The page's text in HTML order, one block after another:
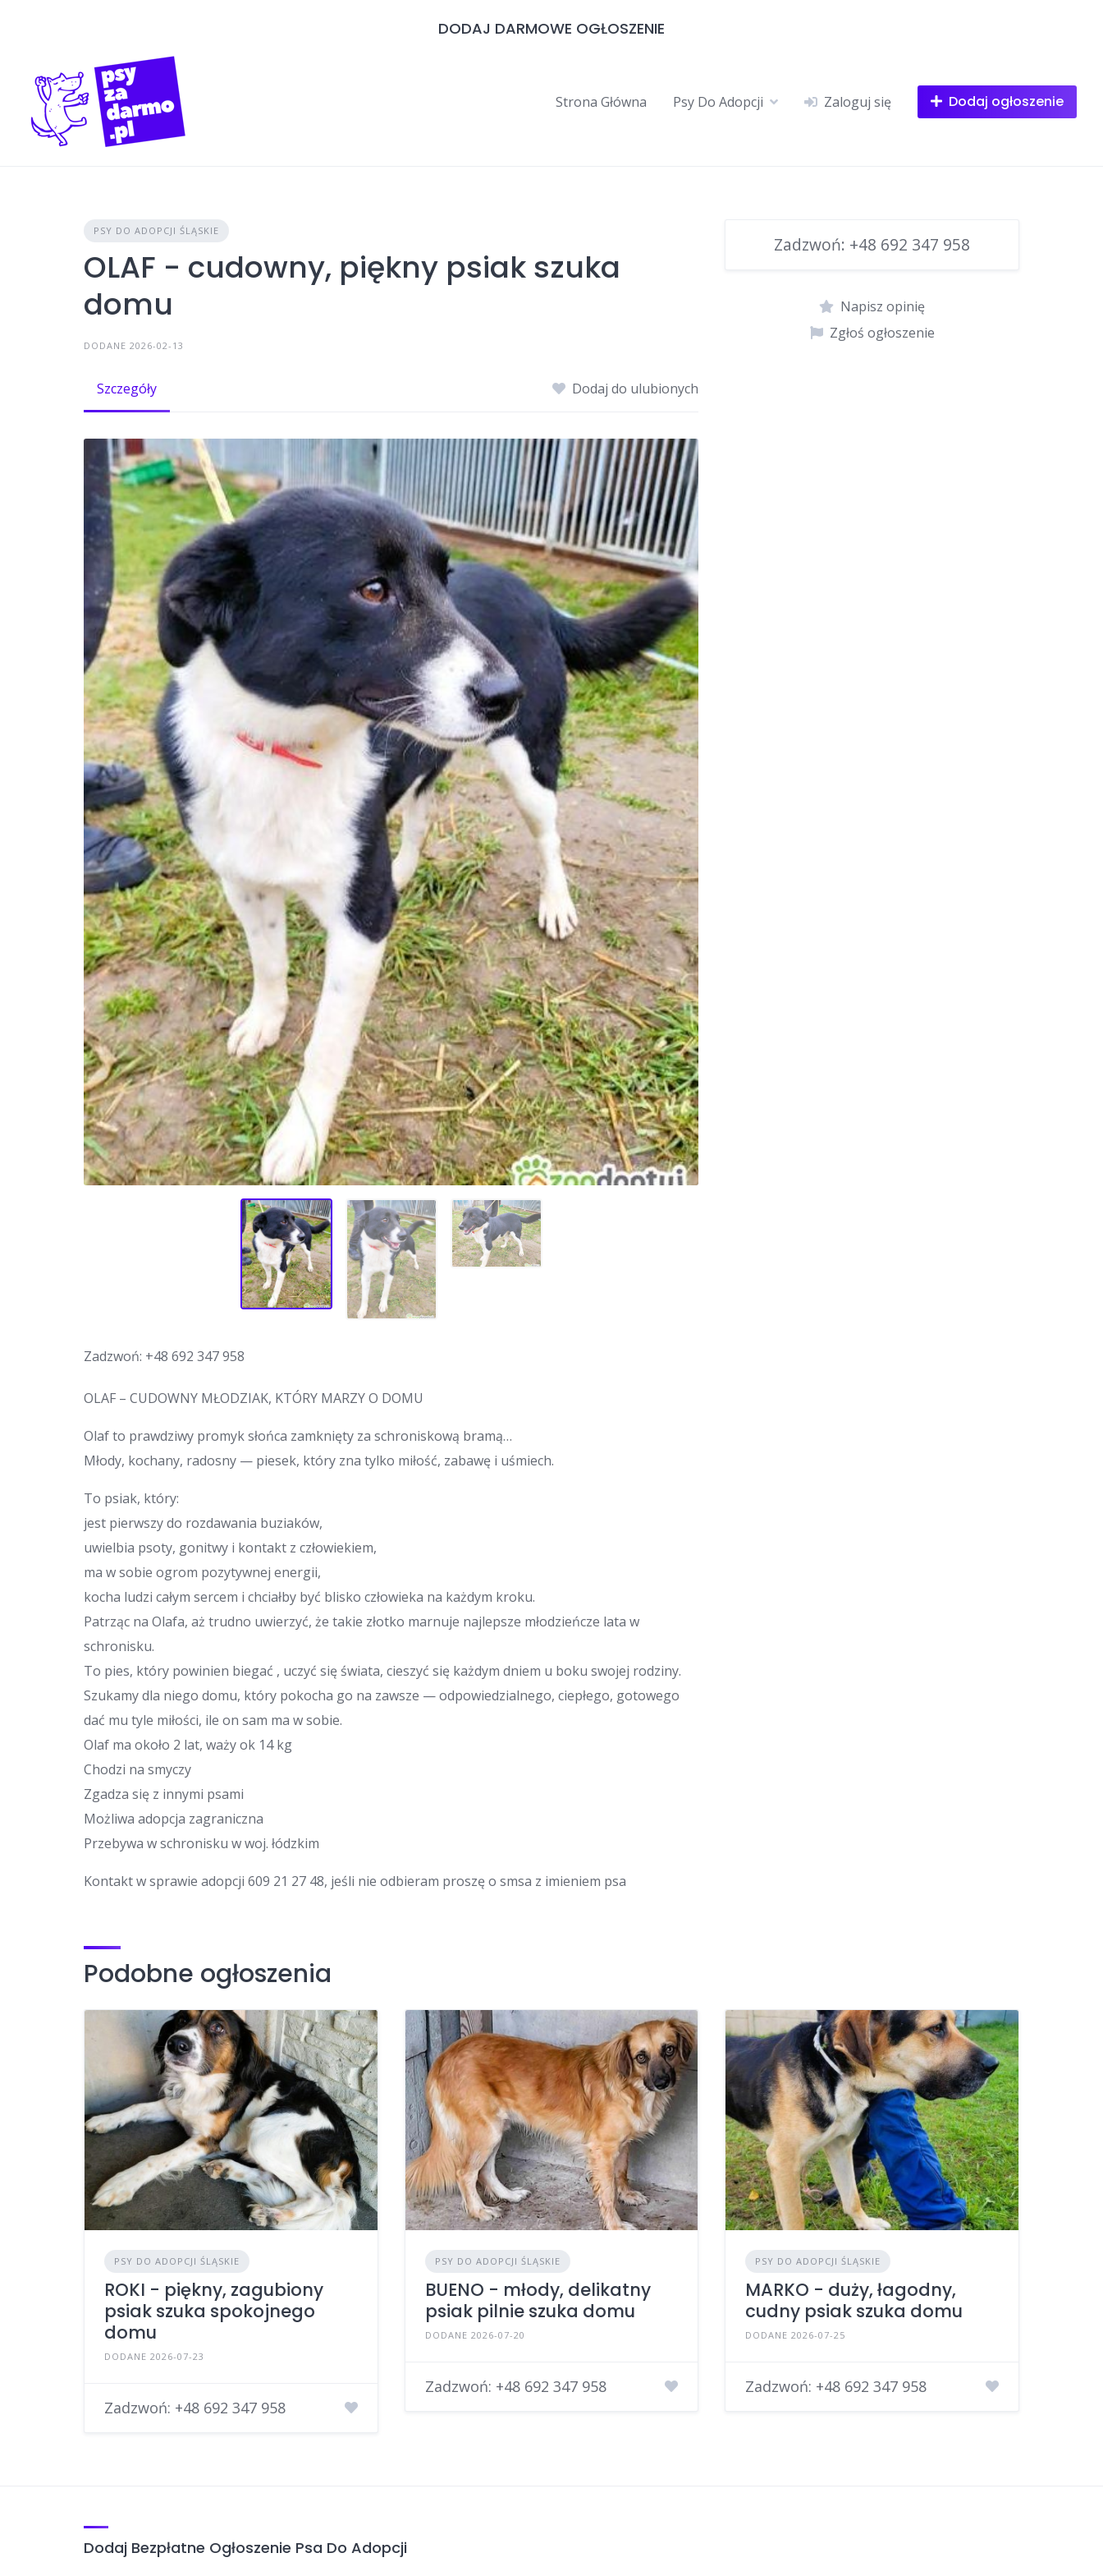
DODAJ DARMOWE OGŁOSZENIE
Strona Główna Psy Do Adopcji Zaloguj się Dodaj ogłoszenie
PSY DO ADOPCJI ŚLĄSKIE
OLAF - cudowny, piękny psiak szuka
domu
DODANE 2026-02-13
Szczegóły Dodaj do ulubionych
Zadzwoń: +48 692 347 958
OLAF – CUDOWNY MŁODZIAK, KTÓRY MARZY O DOMU
Olaf to prawdziwy promyk słońca zamknięty za schroniskową bramą…
Młody, kochany, radosny — piesek, który zna tylko miłość, zabawę i uśmiech.
To psiak, który:
jest pierwszy do rozdawania buziaków,
uwielbia psoty, gonitwy i kontakt z człowiekiem,
ma w sobie ogrom pozytywnej energii,
kocha ludzi całym sercem i chciałby być blisko człowieka na każdym kroku.
Patrząc na Olafa, aż trudno uwierzyć, że takie złotko marnuje najlepsze młodzieńcze lata w
schronisku.
To pies, który powinien biegać , uczyć się świata, cieszyć się każdym dniem u boku swojej rodziny.
Szukamy dla niego domu, który pokocha go na zawsze — odpowiedzialnego, ciepłego, gotowego
dać mu tyle miłości, ile on sam ma w sobie.
Olaf ma około 2 lat, waży ok 14 kg
Chodzi na smyczy
Zgadza się z innymi psami
Możliwa adopcja zagraniczna
Przebywa w schronisku w woj. łódzkim
Kontakt w sprawie adopcji 609 21 27 48, jeśli nie odbieram proszę o smsa z imieniem psa
Zadzwoń: +48 692 347 958
Napisz opinię
Zgłoś ogłoszenie
Podobne ogłoszenia
PSY DO ADOPCJI ŚLĄSKIE
ROKI - piękny, zagubiony
psiak szuka spokojnego
domu
DODANE 2026-07-23
Zadzwoń: +48 692 347 958
PSY DO ADOPCJI ŚLĄSKIE
BUENO - młody, delikatny
psiak pilnie szuka domu
DODANE 2026-07-20
Zadzwoń: +48 692 347 958
PSY DO ADOPCJI ŚLĄSKIE
MARKO - duży, łagodny,
cudny psiak szuka domu
DODANE 2026-07-25
Zadzwoń: +48 692 347 958
Dodaj Bezpłatne Ogłoszenie Psa Do Adopcji